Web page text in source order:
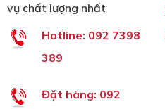
vụ chất lượng nhất
Hotline: 092 7398
389
Đặt hàng: 092